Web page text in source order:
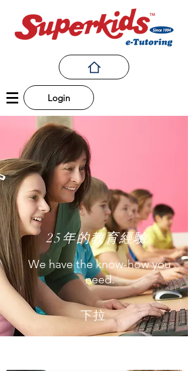
Login
25​年的教育經驗
We have the know-how you
need.
​下拉